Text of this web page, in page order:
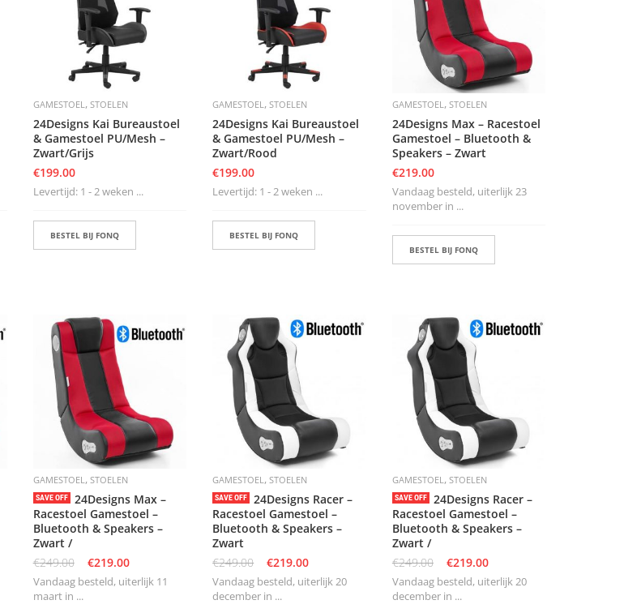
GAMESTOEL, STOELEN
24Designs Kai Bureaustoel
& Gamestoel PU/Mesh –
Zwart/Grijs
€199.00
Levertijd: 1 - 2 weken ...
BESTEL BIJ FONQ
GAMESTOEL,STOELEN
24Designs Kai Bureaustoel
& Gamestoel PU/Mesh –
Zwart/Rood
€199.00
Levertijd: 1 - 2 weken ...
BESTEL BIJ FONQ
GAMESTOEL, STOELEN
24Designs Max – Racestoel
Gamestoel – Bluetooth &
Speakers – Zwart
€219.00
Vandaag besteld, uiterlijk 23
november in ...
BESTEL BIJ FONQ
GAMESTOEL , STOELEN
SAVE OFF
24Designs Max –
Racestoel Gamestoel –
Bluetooth & Speakers –
Zwart /
€249.00 €219.00
Vandaag besteld, uiterlijk 11
maart in ...
GAMESTOEL ,STOELEN
SAVE OFF
24Designs Racer –
Racestoel Gamestoel –
Bluetooth & Speakers –
Zwart
€249.00 €219.00
Vandaag besteld, uiterlijk 20
december in ...
GAMESTOEL , STOELEN
SAVE OFF
24Designs Racer –
Racestoel Gamestoel –
Bluetooth & Speakers –
Zwart /
€249.00 €219.00
Vandaag besteld, uiterlijk 20
december in ...